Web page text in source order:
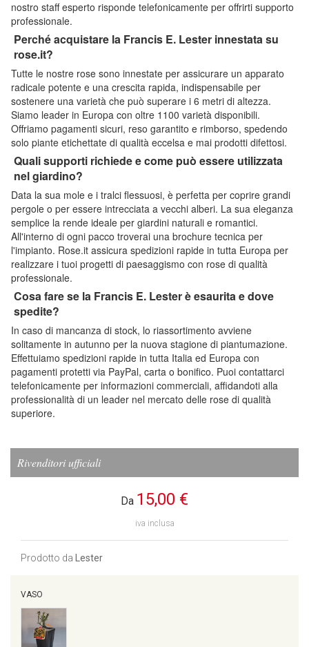
nostro staff esperto risponde telefonicamente per offrirti supporto
professionale.
Perché acquistare la Francis E. Lester innestata su
rose.it?
Tutte le nostre rose sono innestate per assicurare un apparato
radicale potente e una crescita rapida, indispensabile per
sostenere una varietà che può superare i 6 metri di altezza.
Siamo leader in Europa con oltre 1100 varietà disponibili.
Offriamo pagamenti sicuri, reso garantito e rimborso, spedendo
solo piante etichettate di qualità eccelsa e mai prodotti difettosi.
Quali supporti richiede e come può essere utilizzata
nel giardino?
Data la sua mole e i tralci flessuosi, è perfetta per coprire grandi
pergole o per essere intrecciata a vecchi alberi. La sua eleganza
semplice la rende ideale per giardini naturali e romantici.
All'interno di ogni pacco troverai una brochure tecnica per
l'impianto. Rose.it assicura spedizioni rapide in tutta Europa per
realizzare i tuoi progetti di paesaggismo con rose di qualità
professionale.
Cosa fare se la Francis E. Lester è esaurita e dove
spedite?
In caso di mancanza di stock, lo riassortimento avviene
solitamente in autunno per la nuova stagione di piantumazione.
Effettuiamo spedizioni rapide in tutta Italia ed Europa con
pagamenti protetti via PayPal, carta o bonifico. Puoi contattarci
telefonicamente per informazioni commerciali, affidandoti alla
professionalità di un leader nel mercato delle rose di qualità
superiore.
Rivenditori ufficiali
Da 15,00 €
iva inclusa
Prodotto da Lester
VASO